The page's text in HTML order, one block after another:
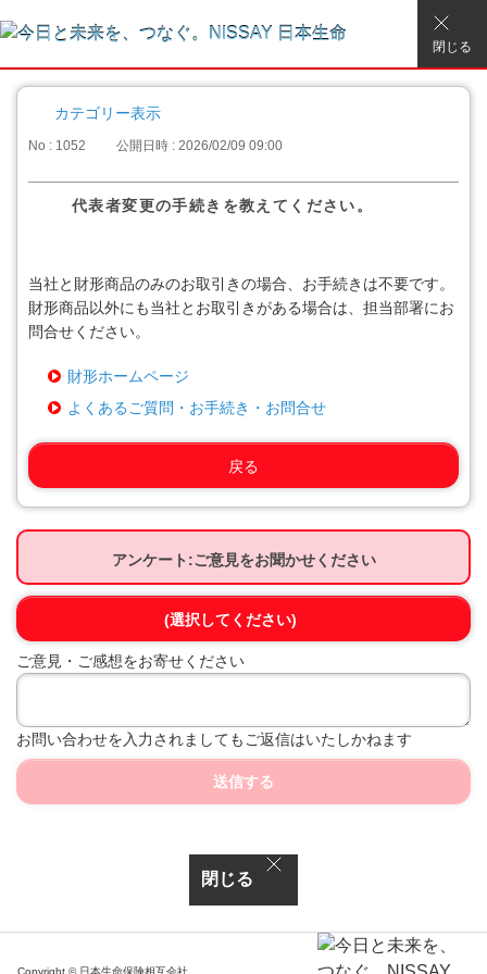
閉じる
カテゴリー表示
No : 1052 公開日時 : 2026/02/09 09:00
代表者変更の手続きを教えてください。
当社と財形商品のみのお取引きの場合、お手続きは不要です。
財形商品以外にも当社とお取引きがある場合は、担当部署にお
問合せください。
財形ホームページ
よくあるご質問・お手続き・お問合せ
戻る
アンケート:ご意見をお聞かせください
(選択してください)
ご意見・ご感想をお寄せください
お問い合わせを入力されましてもご返信はいたしかねます
送信する
閉じる
Copyright © 日本生命保険相互会社